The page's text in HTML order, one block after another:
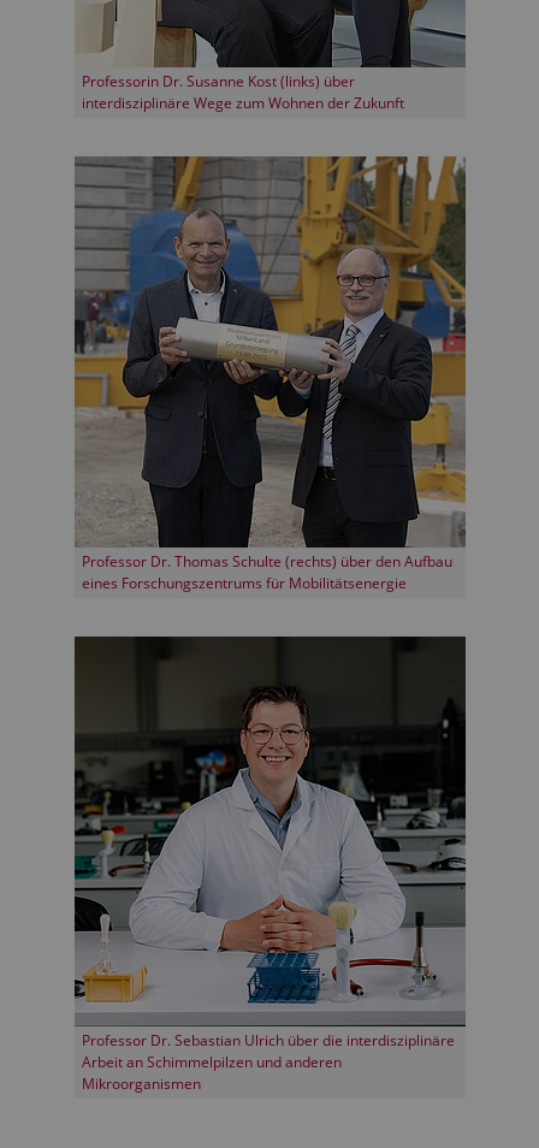
Professorin Dr. Susanne Kost (links) über
interdisziplinäre Wege zum Wohnen der Zukunft
Professor Dr. Thomas Schulte (rechts) über den Aufbau
eines Forschungszentrums für Mobilitätsenergie
Professor Dr. Sebastian Ulrich über die interdisziplinäre
Arbeit an Schimmelpilzen und anderen
Mikroorganismen